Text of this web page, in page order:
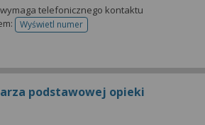
telefonicznego kontaktu
Wyświetl numertelefonu do rejestracji
podstawowej opieki